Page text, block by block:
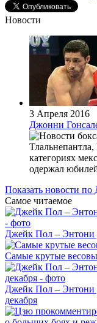
Новости
3 Апреля 2016
Джонни
категориях
одержал
Показать новости
Самое читаемое
Джейк Пол – Энтони
Самые крутые
Джейк Пол – Энтони
декабря